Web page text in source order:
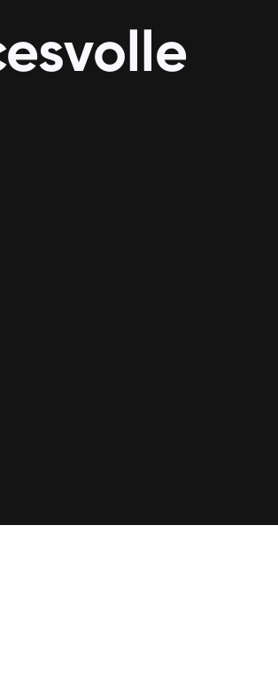
Hybrid apps
Web apps